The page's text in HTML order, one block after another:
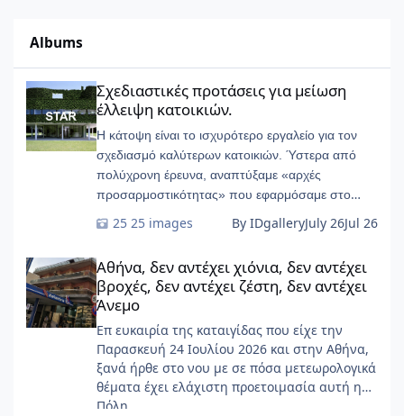
Albums
Σχεδιαστικές προτάσεις για μείωση
έλλειψη κατοικιών.
Η κάτοψη είναι το ισχυρότερο εργαλείο για τον
σχεδιασμό καλύτερων κατοικιών. Ύστερα από
πολύχρονη έρευνα, αναπτύξαμε «αρχές
προσαρμοστικότητας» που εφαρμόσαμε στο
25 images By IDgalleryJuly 26Jul 26
Αθήνα, δεν αντέχει χιόνια, δεν αντέχει βροχές, δεν αντέχει
Αθήνα, δεν αντέχει χιόνια, δεν αντέχει
βροχές, δεν αντέχει ζέστη, δεν αντέχει
Άνεμο
Επ ευκαιρία της καταιγίδας που είχε την
Παρασκευή 24 Ιουλίου 2026 και στην Αθήνα,
ξανά ήρθε στο νου με σε πόσα μετεωρολογικά
θέματα έχει ελάχιστη προετοιμασία αυτή η
Πόλη ......